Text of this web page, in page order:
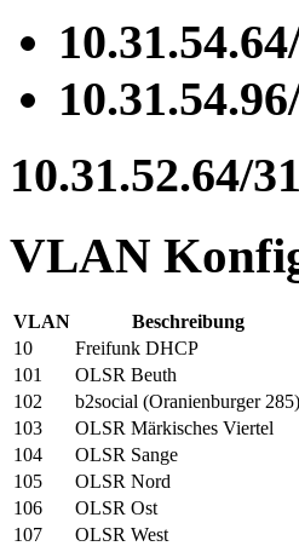
10.31.52.64/31
VLAN
VLAN
Beschreibung
10
Freifunk DHCP
101
OLSR Beuth
102
b2social (Oranienburger 285)
103
OLSR Märkisches Viertel
104
OLSR Sange
105
OLSR Nord
106
OLSR Ost
107
OLSR West